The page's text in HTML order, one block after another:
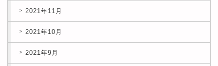
2021年11月
2021年10月
2021年9月